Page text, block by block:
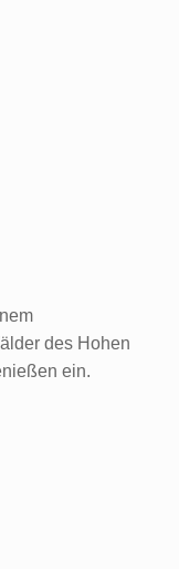
des Hohen
ein.